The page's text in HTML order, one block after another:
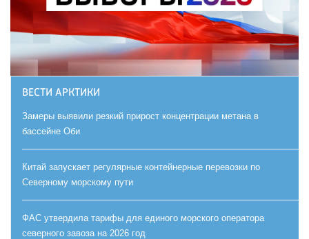
ВЕСТИ АРКТИКИ
Замеры выявили резкий прирост концентрации метана в
бассейне Оби
Китай запускает регулярные контейнерные перевозки по
Северному морскому пути
ФАС утвердила тарифы для единого морского оператора
северного завоза на 2026 год